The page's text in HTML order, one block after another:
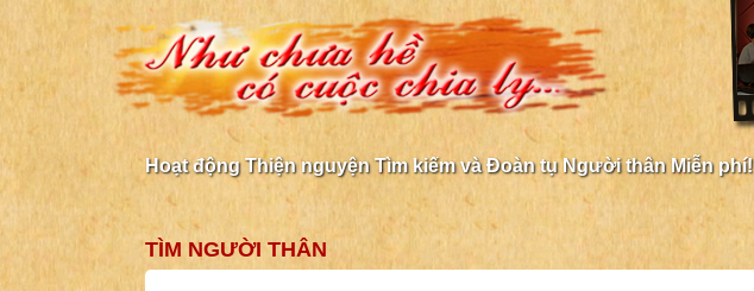
Hoạt động Thiện nguyện Tìm kiếm và Đoàn tụ Người thân Miễn phí!
TÌM NGƯỜI THÂN